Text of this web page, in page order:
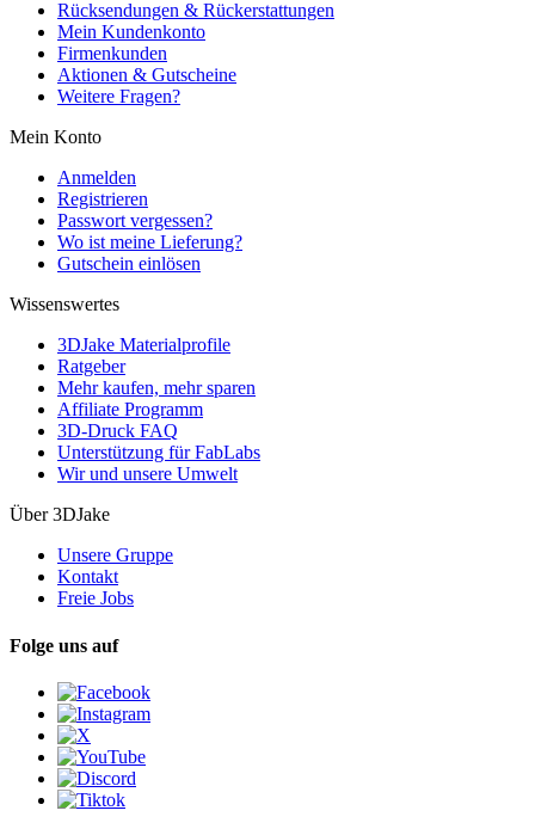
Rücksendungen & Rückerstattungen
Mein Kundenkonto
Firmenkunden
Aktionen & Gutscheine
Weitere Fragen?
Mein Konto
Anmelden
Registrieren
Passwort vergessen?
Wo ist meine Lieferung?
Gutschein einlösen
Wissenswertes
3DJake Materialprofile
Ratgeber
Mehr kaufen, mehr sparen
Affiliate Programm
3D-Druck FAQ
Unterstützung für FabLabs
Wir und unsere Umwelt
Über 3DJake
Unsere Gruppe
Kontakt
Freie Jobs
Folge uns auf